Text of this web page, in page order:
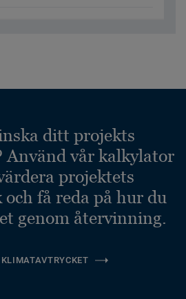
ditt projekts
Använd vår kalkylator
projektets
få reda på hur du
genom återvinning.